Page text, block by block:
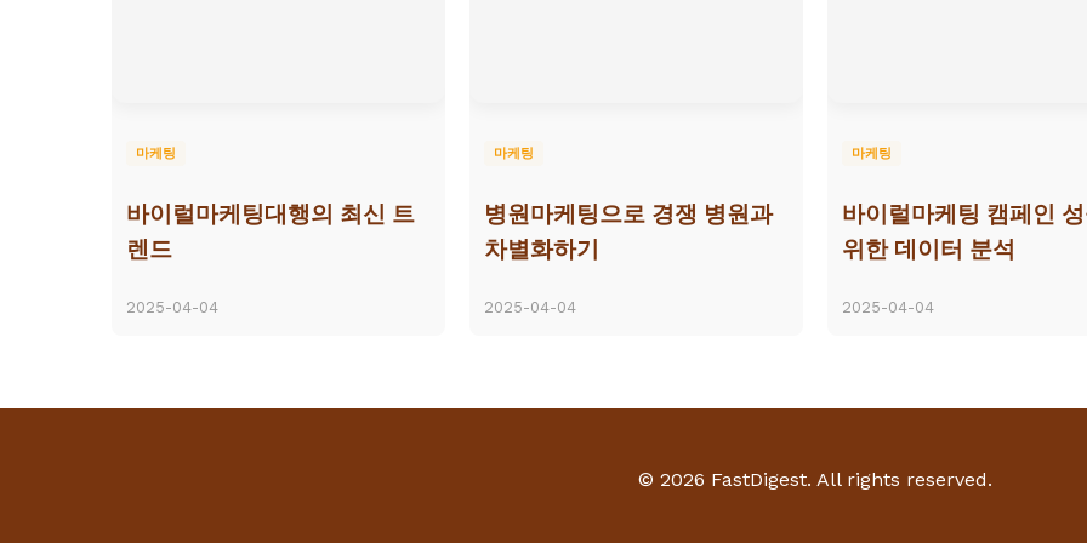
마케팅
바이럴마케팅대행의 최신 트
렌드
2025-04-04
마케팅
병원마케팅으로 경쟁 병원과
차별화하기
2025-04-04
마케팅
바이럴마케팅 캠페인
위한 데이터 분석
2025-04-04
© 2026 FastDigest. All rights reserved.